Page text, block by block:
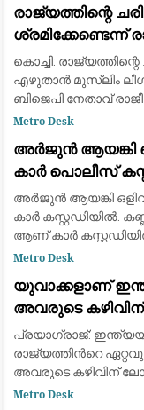
താനീ പ്രസ്
രാജ്യത്തിന്റെ
ശ്രമിക്കേണ്ടെന്ന്
ചോദ്യ
കൊച്ചി:
എഴുതാൻ മുസ്ലിം ലീഗ്
ബിജെപി നേതാവ്
സ്വാതന്ത്ര്യസമര
Metro Desk
അർജുൻ ആയങ്കി
കാർ പൊലീസ്
അർജുൻ ആയങ്കി
കാർ കസ്റ്റഡിയിൽ.
ആണ് കാർ
കണ്ണൂർ പനങ്കാവിൽ
0
Metro Desk
യുവാക്കളാണ്
അവരുടെ
രാഹുൽ ഗാന്ധി
പ്രയാഗ്‌രാജ്:
രാജ്യത്തിന്‍റെ
അവരുടെ കഴിവിന്
Metro Desk